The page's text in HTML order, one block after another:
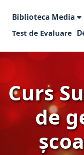
Biblioteca Media
Test de Evaluare
Curs
de